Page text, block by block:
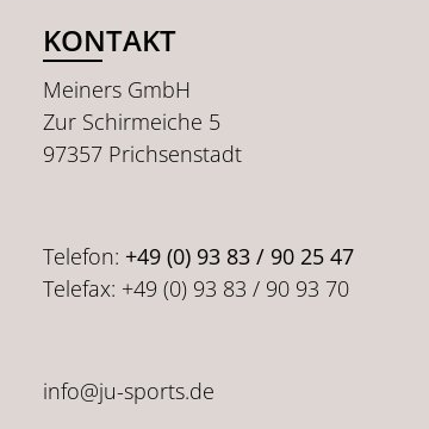
KONTAKT
Meiners GmbH
Zur Schirmeiche 5
97357 Prichsenstadt
Telefon: +49 (0) 93 83 / 90 25 47
Telefax: +49 (0) 93 83 / 90 93 70
info@ju-sports.de